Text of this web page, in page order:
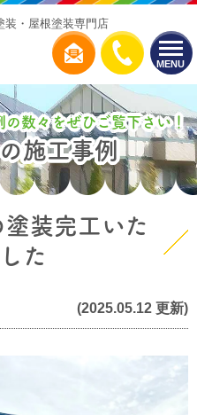
MENU
装・屋根塗装専門店
数々をぜひご覧下さい！
施工事例
装完工いた
た
(2025.05.12 更新)